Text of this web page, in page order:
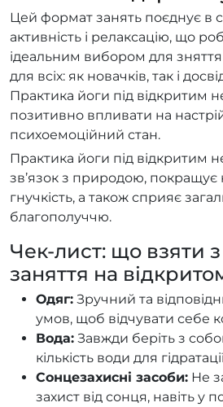
Цей формат занять поєднує в
активність і релаксацію, що
ідеальним вибором для зняття
для всіх: як новачків, так і
Практика йоги під відкритим
позитивно впливати на
психоемоційний стан.
Практика йоги під відкритим
зв’язок з природою, покращує
гнучкість, а також сприяє
благополуччю.
Чек-лист: що взяти
заняття на
Одяг: Зручний та
умов, щоб відчувати себе
Вода: Завжди беріть з
кількість води для
Сонцезахисні засоби: Не
захист від сонця, навіть у